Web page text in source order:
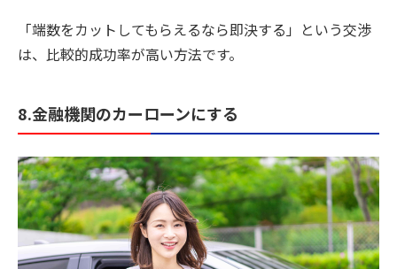
「端数をカットしてもらえるなら即決する」という交渉
は、比較的成功率が高い方法です。
8.金融機関のカーローンにする